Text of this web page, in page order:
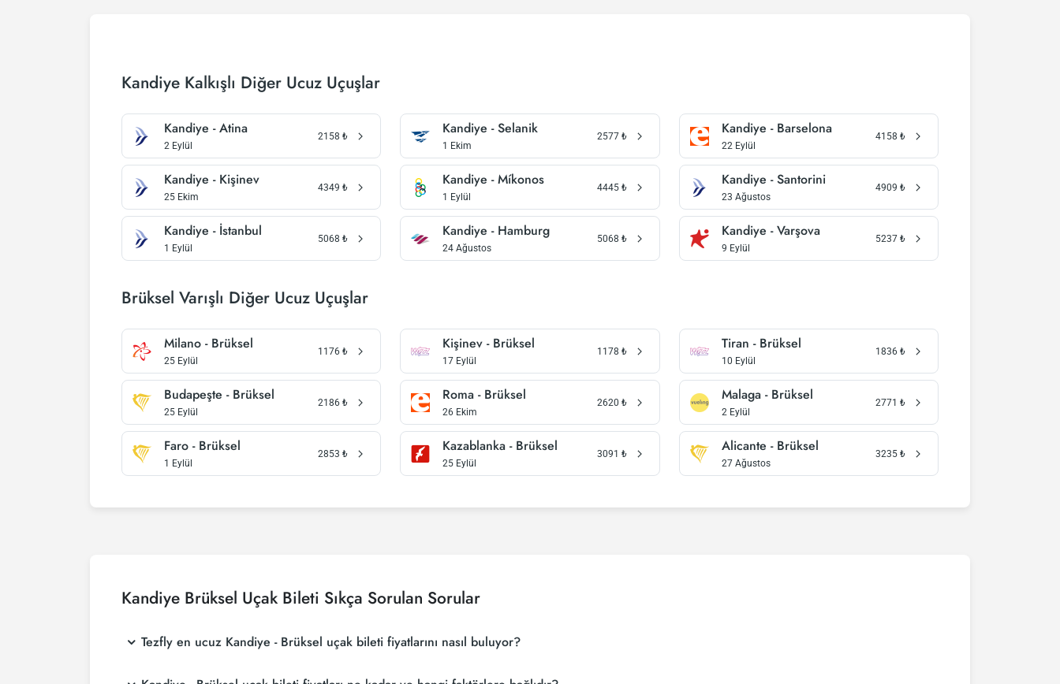
Kandiye Kalkışlı Diğer Ucuz Uçuşlar
Kandiye - Atina
2 Eylül
2158 ₺ Kandiye - Selanik
1 Ekim
2577 ₺ Kandiye - Barselona
22 Eylül
4158 ₺
Kandiye - Kişinev
25 Ekim
4349 ₺ Kandiye - Míkonos
1 Eylül
4445 ₺ Kandiye - Santorini
23 Ağustos
4909 ₺
Kandiye - İstanbul
1 Eylül
5068 ₺ Kandiye - Hamburg
24 Ağustos
5068 ₺ Kandiye - Varşova
9 Eylül
5237 ₺
Brüksel Varışlı Diğer Ucuz Uçuşlar
Milano - Brüksel
25 Eylül
1176 ₺ Kişinev - Brüksel
17 Eylül
1178 ₺ Tiran - Brüksel
10 Eylül
1836 ₺
Budapeşte - Brüksel
25 Eylül
2186 ₺ Roma - Brüksel
26 Ekim
2620 ₺ Malaga - Brüksel
2 Eylül
2771 ₺
Faro - Brüksel
1 Eylül
2853 ₺ Kazablanka - Brüksel
25 Eylül
3091 ₺ Alicante - Brüksel
27 Ağustos
3235 ₺
Kandiye Brüksel Uçak Bileti Sıkça Sorulan Sorular
Tezfly en ucuz Kandiye - Brüksel uçak bileti fiyatlarını nasıl buluyor?